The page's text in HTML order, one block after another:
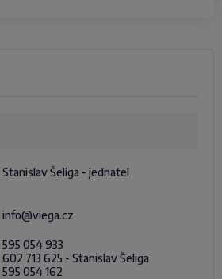
Stanislav Šeliga - jednatel
info@viega.cz
595 054 933
602 713 625 - Stanislav Šeliga
595 054 162